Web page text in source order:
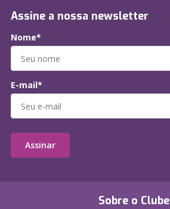
Sobre o Clube
Assine a nossa newsletter
Nome*
E-mail*
Assinar